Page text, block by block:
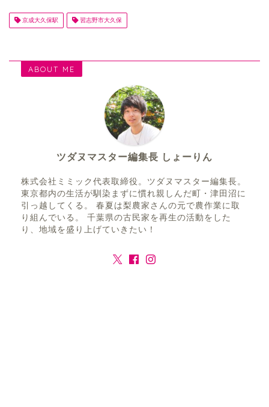
京成大久保駅 習志野市大久保
ABOUT ME
ツダヌマスター編集長 しょーりん
株式会社ミミック代表取締役。ツダヌマスター編集長。
東京都内の生活が馴染まずに慣れ親しんだ町・津田沼に
引っ越してくる。 春夏は梨農家さんの元で農作業に取
り組んでいる。 千葉県の古民家を再生の活動をした
り、地域を盛り上げていきたい！